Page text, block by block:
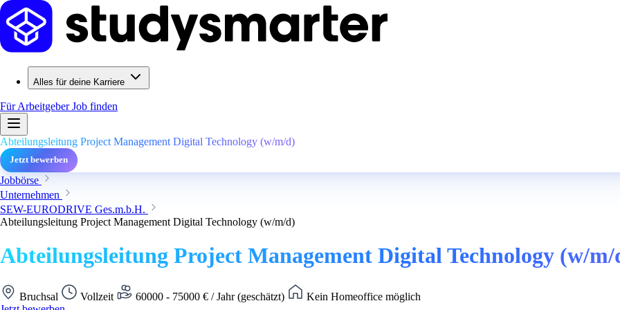
Alles für deine Karriere
Für ArbeitgeberJob finden
Abteilungsleitung Project Management Digital Technology (w/m/d)
Jetzt bewerben
Jobbörse
Unternehmen
SEW-EURODRIVE Ges.m.b.H.
Abteilungsleitung Project Management Digital Technology (w/m/d)
Abteilungsleitung Project Management Digital Technology (w/
Bruchsal Vollzeit 60000 - 75000 € / Jahr (geschätzt)
Kein Homeoffice möglich